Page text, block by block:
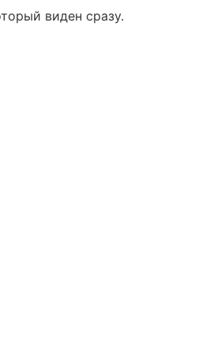
виден сразу.